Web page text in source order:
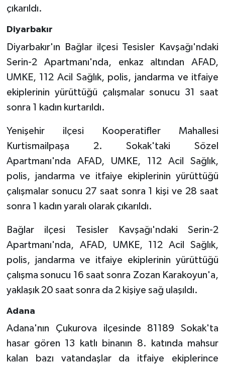
çıkarıldı.
Diyarbakır
Diyarbakır'ın Bağlar ilçesi Tesisler Kavşağı'ndaki
Serin-2 Apartmanı'nda, enkaz altından AFAD,
UMKE, 112 Acil Sağlık, polis, jandarma ve itfaiye
ekiplerinin yürüttüğü çalışmalar sonucu 31 saat
sonra 1 kadın kurtarıldı.
Yenişehir ilçesi Kooperatifler Mahallesi
Kurtismailpaşa 2. Sokak'taki Sözel
Apartmanı'nda AFAD, UMKE, 112 Acil Sağlık,
polis, jandarma ve itfaiye ekiplerinin yürüttüğü
çalışmalar sonucu 27 saat sonra 1 kişi ve 28 saat
sonra 1 kadın yaralı olarak çıkarıldı.
Bağlar ilçesi Tesisler Kavşağı'ndaki Serin-2
Apartmanı'nda, AFAD, UMKE, 112 Acil Sağlık,
polis, jandarma ve itfaiye ekiplerinin yürüttüğü
çalışma sonucu 16 saat sonra Zozan Karakoyun'a,
yaklaşık 20 saat sonra da 2 kişiye sağ ulaşıldı.
Adana
Adana'nın Çukurova ilçesinde 81189 Sokak'ta
hasar gören 13 katlı binanın 8. katında mahsur
kalan bazı vatandaşlar da itfaiye ekiplerince